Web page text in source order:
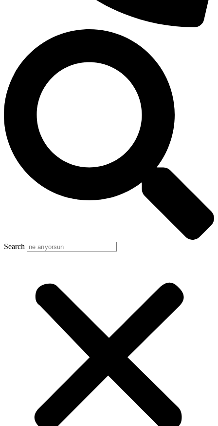
Search